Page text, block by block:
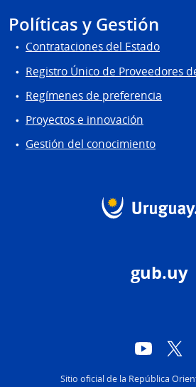
Políticas y Gestión
Contrataciones del Estado
Registro Único de Proveedores
Regímenes de preferencia
Proyectos e innovación
Gestión del conocimiento
gub.uy
YouTube
Sitio oficial de la República